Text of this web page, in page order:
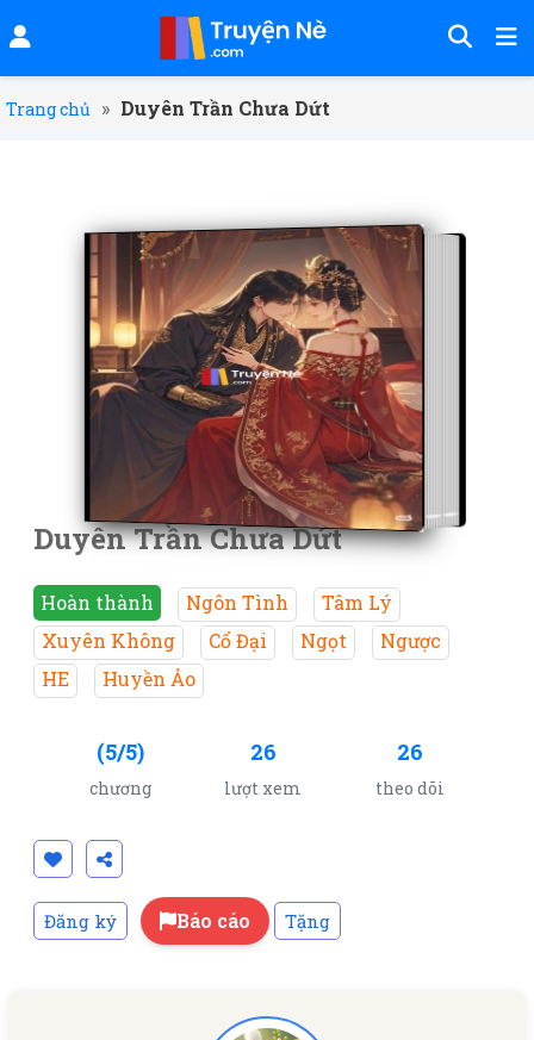
Trang chủ » Duyên Trần Chưa Dứt
Duyên Trần Chưa Dứt
Hoàn thành Ngôn Tình
Tâm Lý
Xuyên Không
Cổ Đại Ngọt
Ngược
HE
Huyền Ảo
(5/5)
chương
26
lượt xem
26
theo dõi
Đăng ký Báo cáo Tặng